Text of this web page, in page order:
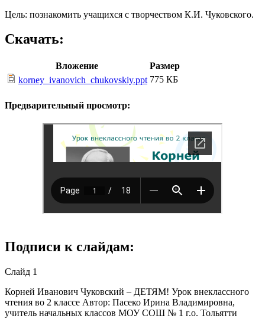
Цель: познакомить учащихся с творчеством К.И. Чуковского.
Скачать:
Вложение
Размер
korney_ivanovich_chukovskiy.ppt 775 КБ
Предварительный просмотр:
Подписи к слайдам:
Слайд 1
Корней Иванович Чуковский – ДЕТЯМ! Урок внеклассного
чтения во 2 классе Автор: Пасеко Ирина Владимировна,
учитель начальных классов МОУ СОШ № 1 г.о. Тольятти